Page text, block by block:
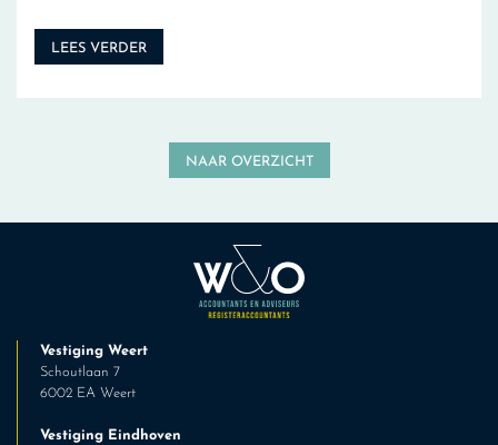
LEES VERDER
NAAR OVERZICHT
Vestiging Weert
Schoutlaan 7
6002 EA Weert
Vestiging Eindhoven